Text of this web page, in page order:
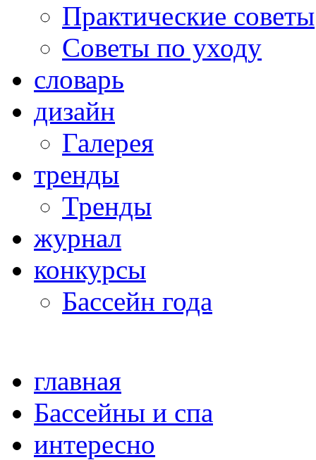
Практические советы
Советы по уходу
словарь
дизайн
Галерея
тренды
Тренды
журнал
конкурсы
Бассейн года
главная
Бассейны и спа
интересно